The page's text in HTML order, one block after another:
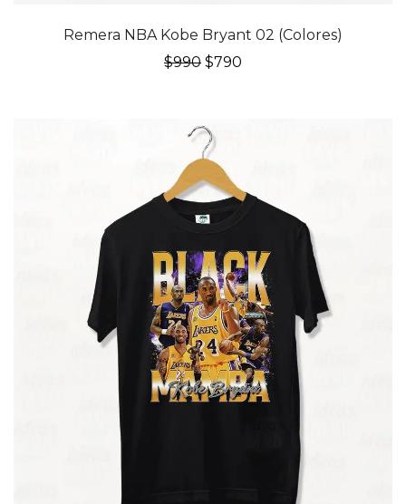
20% OFFRemera NBA Kobe Bryant 02 (Colores)
$990 El
$990.
$790